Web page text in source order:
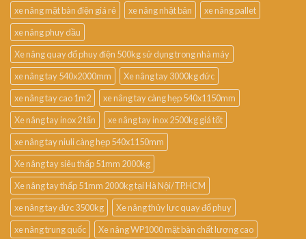
xe nâng mặt bàn điện giá rẻ
xe nâng nhật bản
xe nâng pallet
xe nâng phuy dầu
Xe nâng quay đổ phuy điện 500kg sử dụng trong nhà máy
xe nâng tay 540x2000mm
Xe nâng tay 3000kg đức
xe nâng tay cao 1m2
xe nâng tay càng hẹp 540x1150mm
Xe nâng tay inox 2 tấn
xe nâng tay inox 2500kg giá tốt
xe nâng tay niuli càng hẹp 540x1150mm
Xe nâng tay siêu thấp 51mm 2000kg
Xe nâng tay thấp 51mm 2000kg tại Hà Nội/TP.HCM
xe nâng tay đức 3500kg
Xe nâng thủy lực quay đổ phuy
xe nâng trung quốc
Xe nâng WP1000 mặt bàn chất lượng cao